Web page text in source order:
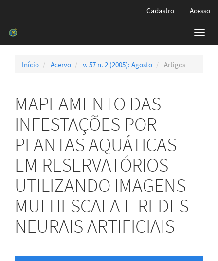
Barra
Cadastro Acesso
Início Acervo v. 57 n. 2 (2005): Agosto Artigos
MAPEAMENTO DAS
INFESTAÇÕES POR
PLANTAS AQUÁTICAS
EM RESERVATÓRIOS
UTILIZANDO IMAGENS
MULTIESCALA E REDES
NEURAIS ARTIFICIAIS